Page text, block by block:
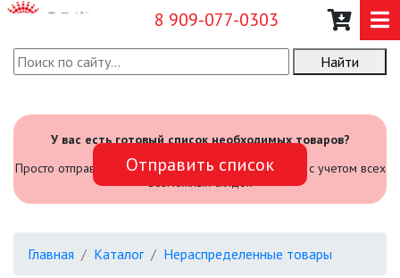
8 909-077-0303
О КОМПАНИИ
САДОВЫЙ ИНВЕНТАРЬ И
ИНСТРУМЕНТЫ
ОФИСНЫЕ ПОДВЕСНЫЕ
Найти
У вас есть готовый список необходимых товаров?
Просто отправьте его нам и мы посчитаем стоимость с учетом всех
возможных скидок
Отправить список
Главная Каталог Нераспределенные товары